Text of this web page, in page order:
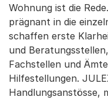
Wohnung ist die
prägnant in die
schaffen erste
und
Fachstellen und
Hilfestellungen.
Handlungsanstösse,